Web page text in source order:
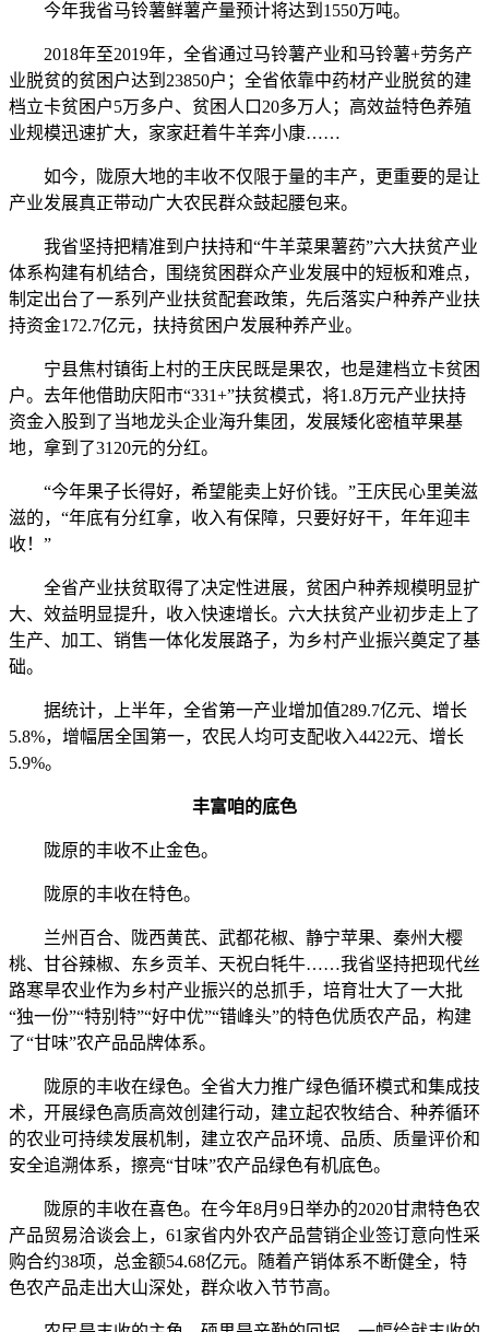
今年我省马铃薯鲜薯产量预计将达到1550万吨。
2018年至2019年，全省通过马铃薯产业和马铃薯+劳务产
业脱贫的贫困户达到23850户；全省依靠中药材产业脱贫的建
档立卡贫困户5万多户、贫困人口20多万人；高效益特色养殖
业规模迅速扩大，家家赶着牛羊奔小康……
如今，陇原大地的丰收不仅限于量的丰产，更重要的是让
产业发展真正带动广大农民群众鼓起腰包来。
我省坚持把精准到户扶持和“牛羊菜果薯药”六大扶贫产业
体系构建有机结合，围绕贫困群众产业发展中的短板和难点，
制定出台了一系列产业扶贫配套政策，先后落实户种养产业扶
持资金172.7亿元，扶持贫困户发展种养产业。
宁县焦村镇街上村的王庆民既是果农，也是建档立卡贫困
户。去年他借助庆阳市“331+”扶贫模式，将1.8万元产业扶持
资金入股到了当地龙头企业海升集团，发展矮化密植苹果基
地，拿到了3120元的分红。
“今年果子长得好，希望能卖上好价钱。”王庆民心里美滋
滋的，“年底有分红拿，收入有保障，只要好好干，年年迎丰
收！”
全省产业扶贫取得了决定性进展，贫困户种养规模明显扩
大、效益明显提升，收入快速增长。六大扶贫产业初步走上了
生产、加工、销售一体化发展路子，为乡村产业振兴奠定了基
础。
据统计，上半年，全省第一产业增加值289.7亿元、增长
5.8%，增幅居全国第一，农民人均可支配收入4422元、增长
5.9%。
丰富咱的底色
陇原的丰收不止金色。
陇原的丰收在特色。
兰州百合、陇西黄芪、武都花椒、静宁苹果、秦州大樱
桃、甘谷辣椒、东乡贡羊、天祝白牦牛……我省坚持把现代丝
路寒旱农业作为乡村产业振兴的总抓手，培育壮大了一大批
“独一份”“特别特”“好中优”“错峰头”的特色优质农产品，构建
了“甘味”农产品品牌体系。
陇原的丰收在绿色。全省大力推广绿色循环模式和集成技
术，开展绿色高质高效创建行动，建立起农牧结合、种养循环
的农业可持续发展机制，建立农产品环境、品质、质量评价和
安全追溯体系，擦亮“甘味”农产品绿色有机底色。
陇原的丰收在喜色。在今年8月9日举办的2020甘肃特色农
产品贸易洽谈会上，61家省内外农产品营销企业签订意向性采
购合约38项，总金额54.68亿元。随着产销体系不断健全，特
色农产品走出大山深处，群众收入节节高。